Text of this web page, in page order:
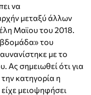
να
μεταξύ άλλων
Μαϊου του 2018.
του
με το
Ας σημειωθεί ότι για
κατηγορία η
μειοψηφήσει